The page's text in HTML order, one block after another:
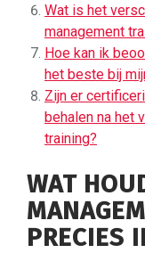
Wat is het
management
Hoe kan ik
het beste bij
Zijn er
behalen na het
training?
WAT
PRECIES